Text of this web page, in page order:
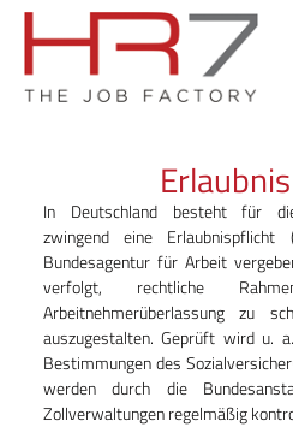
In Deutschland besteht für die
zwingend eine
Bundesagentur für Arbeit
verfolgt, rechtliche
Arbeitnehmerüberlassung zu
auszugestalten. Geprüft wird u.
Bestimmungen des
werden durch die
Zollverwaltungen regelmäßig